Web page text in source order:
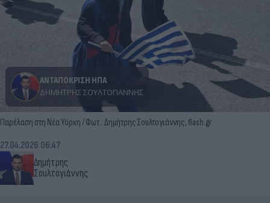
ΑΝΤΑΠΟΚΡΙΣΗ ΗΠΑ
ΔΗΜΉΤΡΗΣ ΣΟΥΛΤΟΓΙΆΝΝΗΣ
Παρέλαση στη Νέα Υόρκη / Φωτ.: Δημήτρης Σουλτογιάννης, flash.gr
Δημήτρης
Σουλτογιάννης
27.04.2026 06:47